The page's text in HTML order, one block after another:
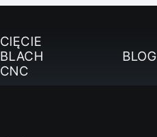
CIĘCIE
BLACH
CNC
BLOG